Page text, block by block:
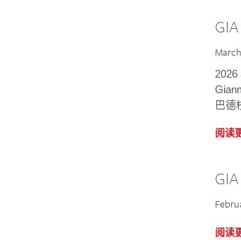
巴德
阅读
阅读